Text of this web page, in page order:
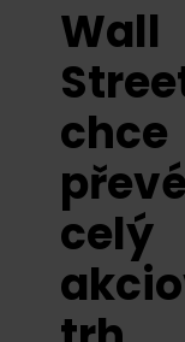
Wall
chce
celý